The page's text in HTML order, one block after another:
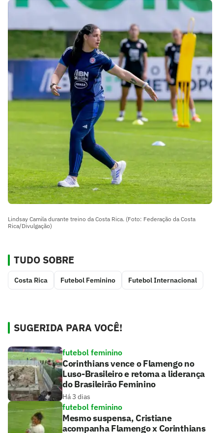
Lindsay Camila durante treino da Costa Rica. (Foto: Federação da Costa
Rica/Divulgação)
TUDO SOBRE
Costa Rica Futebol Feminino Futebol Internacional
SUGERIDA PARA VOCÊ!
futebol feminino
Corinthians vence o Flamengo no
Luso-Brasileiro e retoma a liderança
do Brasileirão Feminino
Há 3 dias
futebol feminino
Mesmo suspensa, Cristiane
acompanha Flamengo x Corinthians